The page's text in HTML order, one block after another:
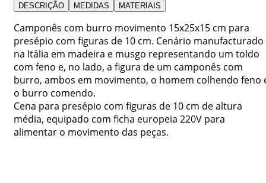
DESCRIÇÃO MEDIDAS MATERIAIS
Camponês com burro movimento 15x25x15 cm para
presépio com figuras de 10 cm. Cenário manufacturado
na Itália em madeira e musgo representando um toldo
com feno e, no lado, a figura de um camponês com
burro, ambos em movimento, o homem colhendo feno
o burro comendo.
Cena para presépio com figuras de 10 cm de altura
média, equipado com ficha europeia 220V para
alimentar o movimento das peças.